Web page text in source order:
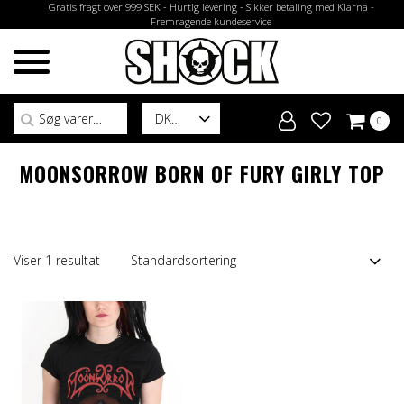
Gratis fragt over 999 SEK - Hurtig levering - Sikker betaling med Klarna -
Fremragende kundeservice
DK
Søg efter:
0
MOONSORROW BORN OF FURY GIRLY TOP
Viser 1 resultat